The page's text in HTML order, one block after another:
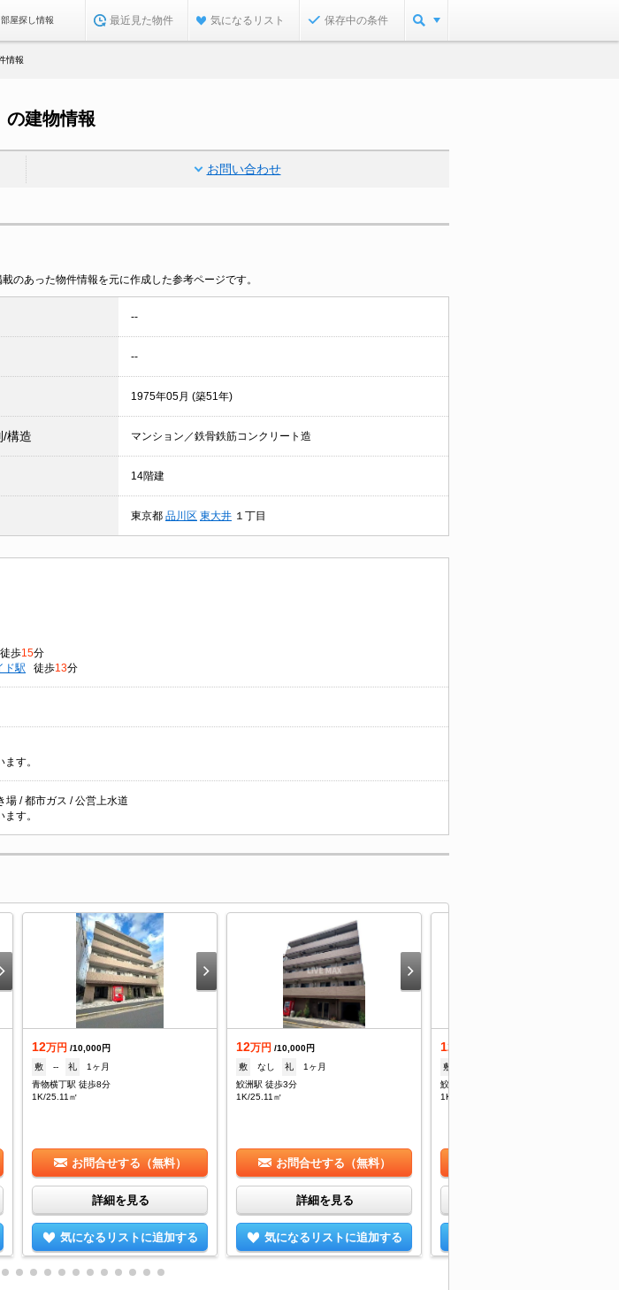
屋探し情報 最近見た物件 気になるリスト 保存中の条件
情報
の建物情報
お問い合わせ
のあった物件情報を元に作成した参考ページです。
--
--
1975年05月 (築51年)
/構造 マンション／鉄骨鉄筋コンクリート造
14階建
東京都 品川区 東大井 １丁目
徒歩15分
ド駅 徒歩13分
す。
場 / 都市ガス / 公営上水道
す。
12万円 /10,000円
敷
-- 礼
1ヶ月
青物横丁駅 徒歩8分
1K/25.11㎡
お問合せする（無料）
詳細を見る
気になるリストに追加する
12万円 /10,000円
敷
なし 礼
1ヶ月
鮫洲駅 徒歩3分
1K/25.11㎡
お問合せする（無料）
詳細を見る
気になるリストに追加する
12
敷
鮫洲駅 徒歩3分
1K/25.11㎡